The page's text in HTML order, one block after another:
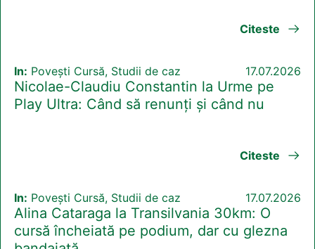
Citeste
In: Povești Cursă, Studii de caz 17.07.2026
Nicolae-Claudiu Constantin la Urme pe
Play Ultra: Când să renunți și când nu
Citeste
In: Povești Cursă, Studii de caz 17.07.2026
Alina Cataraga la Transilvania 30km: O
cursă încheiată pe podium, dar cu glezna